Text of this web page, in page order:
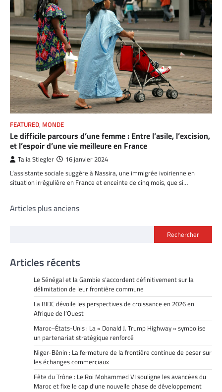
FEATURED, MONDE
Le difficile parcours d’une femme : Entre l’asile, l’excision,
et l’espoir d’une vie meilleure en France
Talia Stiegler 16 janvier 2024
L’assistante sociale suggère à Nassira, une immigrée ivoirienne en
situation irrégulière en France et enceinte de cinq mois, que si…
Navigation
Articles plus anciens
Rechercher
Articles récents
Le Sénégal et la Gambie s’accordent définitivement sur la
délimitation de leur frontière commune
La BIDC dévoile les perspectives de croissance en 2026 en
Afrique de l’Ouest
Maroc–États-Unis : La « Donald J. Trump Highway » symbolise
un partenariat stratégique renforcé
Niger-Bénin : La fermeture de la frontière continue de peser sur
les échanges commerciaux
Fête du Trône : Le Roi Mohammed VI souligne les avancées du
Maroc et fixe le cap d’une nouvelle phase de développement